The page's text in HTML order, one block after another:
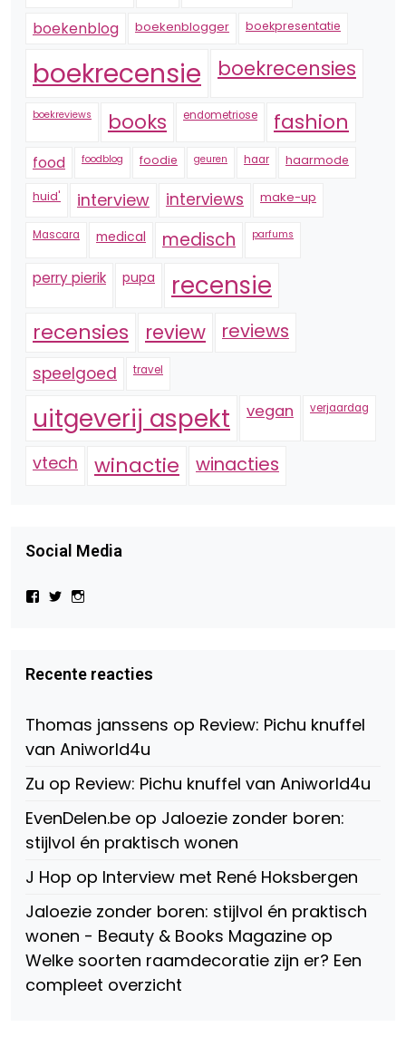
boekenblog boekenblogger boekpresentatie
boekrecensie boekrecensies
boekreviews books endometriose fashion
food foodblog foodie geuren haar haarmode
huid' interview interviews make-up
Mascara medical medisch parfums
perry pierik pupa recensie
recensies review reviews
speelgoed travel
uitgeverij aspekt vegan verjaardag
vtech winactie winacties
Social Media
Bekijk
Beauty-
147775071915783/?
Facebook
Bekijk
op
Twitter
op
Instagram
Recente reacties
Thomas janssens op Review: Pichu knuffel
van Aniworld4u
Zu op Review: Pichu knuffel van Aniworld4u
EvenDelen.be op Jaloezie zonder boren:
stijlvol én praktisch wonen
J Hop op Interview met René Hoksbergen
Jaloezie zonder boren: stijlvol én praktisch
wonen - Beauty & Books Magazine op
Welke soorten raamdecoratie zijn er? Een
compleet overzicht